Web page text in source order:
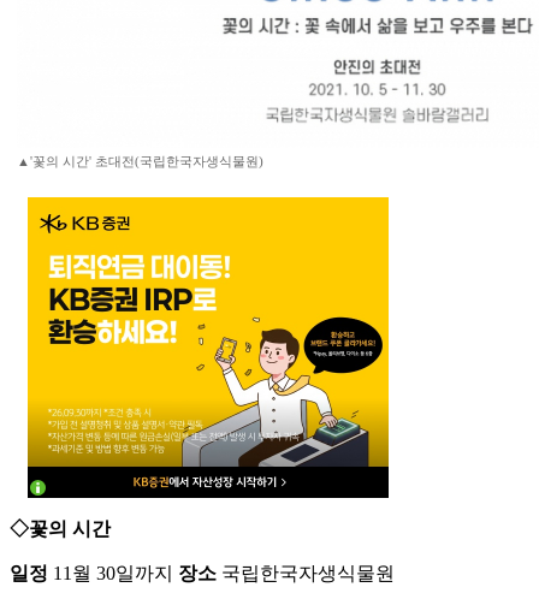
▲'꽃의 시간' 초대전(국립한국자생식물원)
◇꽃의 시간
일정 11월 30일까지 장소 국립한국자생식물원